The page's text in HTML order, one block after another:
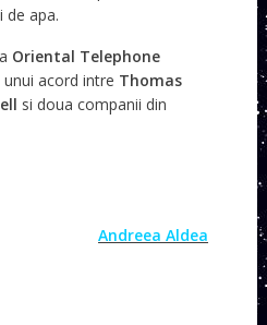
de apa.
Oriental Telephone
acord intre Thomas
si doua companii din
Andreea Aldea